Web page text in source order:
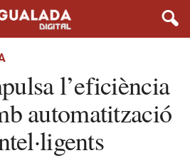
l’eficiència
automatització